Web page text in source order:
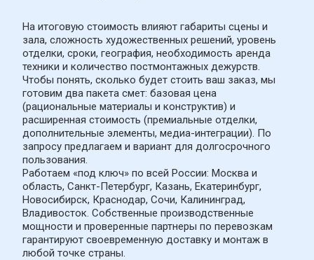
На итоговую стоимость влияют габариты сцены и
зала, сложность художественных решений, уровень
отделки, сроки, география, необходимость аренда
техники и количество постмонтажных дежурств.
Чтобы понять, сколько будет стоить ваш заказ, мы
готовим два пакета смет: базовая цена
(рациональные материалы и конструктив) и
расширенная стоимость (премиальные отделки,
дополнительные элементы, медиа-интеграции). По
запросу предлагаем и вариант для долгосрочного
пользования.
Работаем «под ключ» по всей России: Москва и
область, Санкт-Петербург, Казань, Екатеринбург,
Новосибирск, Краснодар, Сочи, Калининград,
Владивосток. Собственные производственные
мощности и проверенные партнеры по перевозкам
гарантируют своевременную доставку и монтаж в
любой точке страны.